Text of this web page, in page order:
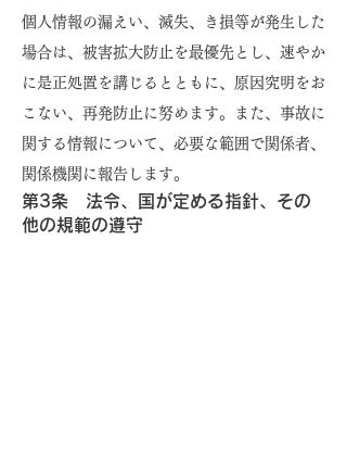
個人情報の漏えい、滅失、き損等が発生した
場合は、被害拡大防止を最優先とし、速やか
に是正処置を講じるとともに、原因究明をお
こない、再発防止に努めます。また、事故に
関する情報について、必要な範囲で関係者、
関係機関に報告します。
第3条 法令、国が定める指針、その
他の規範の遵守